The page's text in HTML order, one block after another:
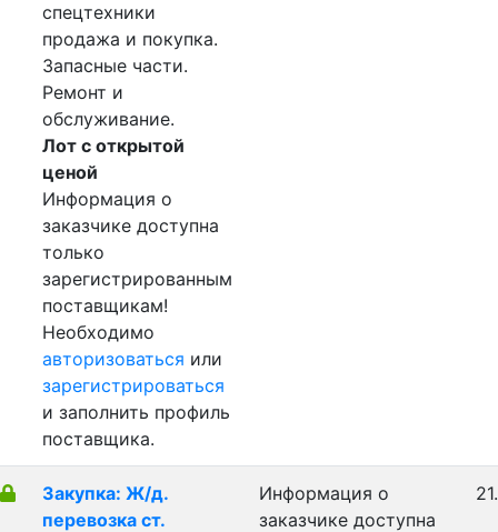
спецтехники
продажа и покупка.
Запасные части.
Ремонт и
обслуживание.
Лот с открытой
ценой
Информация о
заказчике доступна
только
зарегистрированным
поставщикам!
Необходимо
авторизоваться или
зарегистрироваться
и заполнить профиль
поставщика.
Закупка: Ж/д.
перевозка ст.
Информация о
заказчике доступна